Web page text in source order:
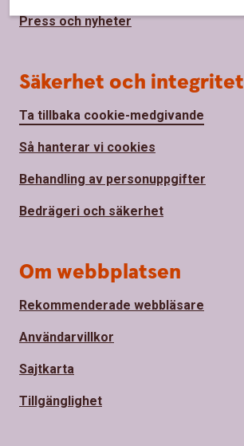
Press och nyheter
Säkerhet och integritet
Ta tillbaka cookie-medgivande
Så hanterar vi cookies
Behandling av personuppgifter
Bedrägeri och säkerhet
Om webbplatsen
Rekommenderade webbläsare
Användarvillkor
Sajtkarta
Tillgänglighet